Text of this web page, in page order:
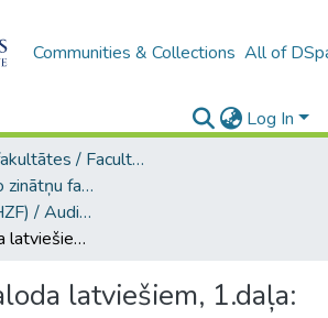
Communities & Collections All of
Log In
B4 – LU fakultātes / Faculties of the UL
A -- Humanitāro zinātņu fakultāte / Faculty of Humanities
Audio datnes (HZF) / Audio records
Korejiešu valoda latviešiem, 1.daļa: 31.audiodatne
latviešiem, 1.daļa: